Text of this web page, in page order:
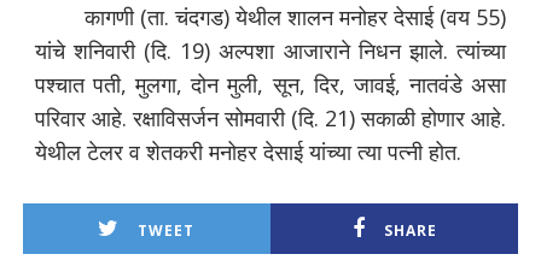
कागणी (ता. चंदगड) येथील शालन मनोहर देसाई (वय 55)
यांचे शनिवारी (दि. 19) अल्पशा आजाराने निधन झाले. त्यांच्या
पश्चात पती, मुलगा, दोन मुली, सून, दिर, जावई, नातवंडे असा
परिवार आहे. रक्षाविसर्जन सोमवारी (दि. 21) सकाळी होणार आहे.
येथील टेलर व शेतकरी मनोहर देसाई यांच्या त्या पत्नी होत.
TWEET SHARE